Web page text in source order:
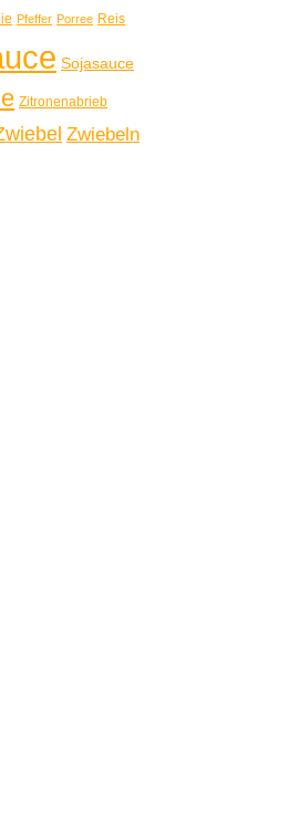
Pfeffer Porree Reis
Sojasauce
Zitronenabrieb
Zwiebeln